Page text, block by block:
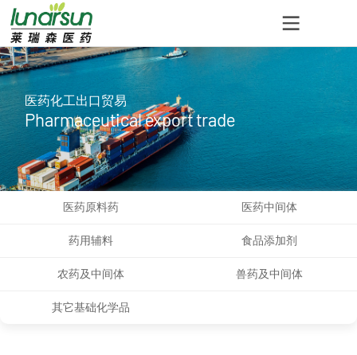
医药化工出口贸易
Pharmaceutical export trade
医药原料药 医药中间体
药用辅料 食品添加剂
农药及中间体 兽药及中间体
其它基础化学品